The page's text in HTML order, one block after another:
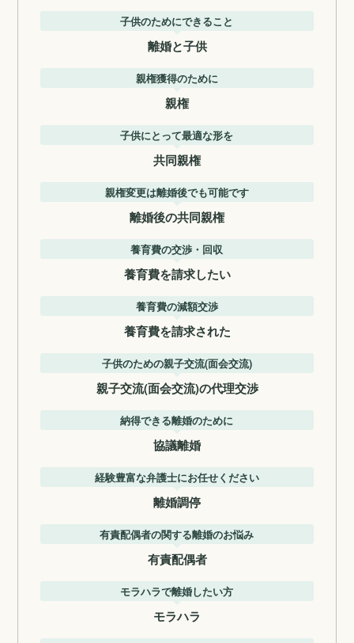
子供のためにできること
離婚と子供
親権獲得のために
親権
子供にとって最適な形を
共同親権
親権変更は離婚後でも可能です
離婚後の共同親権
養育費の交渉・回収
養育費を請求したい
養育費の減額交渉
養育費を請求された
子供のための親子交流(面会交流)
親子交流(面会交流)の代理交渉
納得できる離婚のために
協議離婚
経験豊富な弁護士にお任せください
離婚調停
有責配偶者の関する離婚のお悩み
有責配偶者
モラハラで離婚したい方
モラハラ